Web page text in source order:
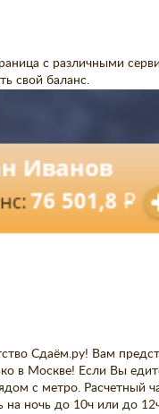
с различными
свой баланс.
Сдаём.ру! Вам
в Москве! Если Вы
с метро. Расчетный
ночь до 10ч или до